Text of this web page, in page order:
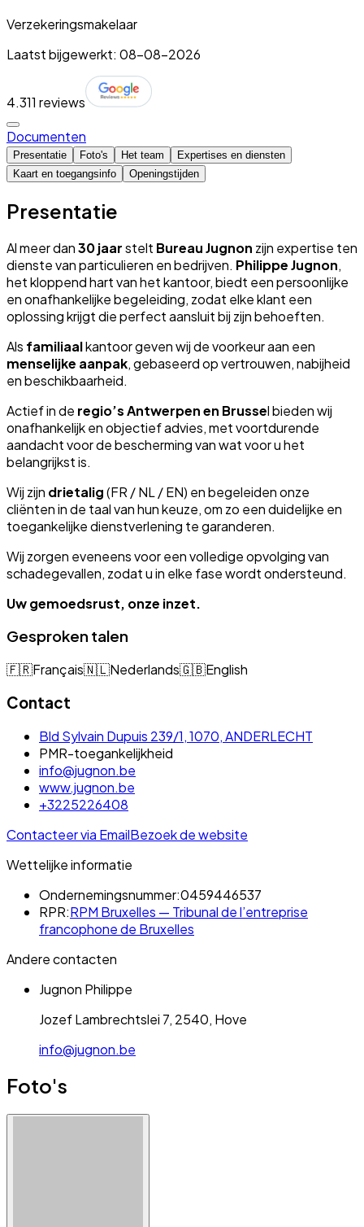
Verzekeringsmakelaar
Laatst bijgewerkt: 08-08-2026
4.311 reviews
Documenten
Presentatie Foto's Het team
Expertises en diensten
Kaart en toegangsinfo
Openingstijden
Presentatie
Al meer dan30 jaarstelt Bureau Jugnon zijn expertise ten
dienste van particulieren en bedrijven. Philippe Jugnon,
het kloppend hart van het kantoor, biedt een persoonlijke
en onafhankelijke begeleiding, zodat elke klant een
oplossing krijgt die perfect aansluit bij zijn behoeften.
Als familiaalkantoor geven wij de voorkeur aan een
menselijke aanpak, gebaseerd op vertrouwen, nabijheid
en beschikbaarheid.
Actief in de regio’s Antwerpen en Brussel bieden wij
onafhankelijk en objectief advies, met voortdurende
aandacht voor de bescherming van wat voor u het
belangrijkst is.
Wij zijn drietalig(FR / NL / EN) en begeleiden onze
cliënten in de taal van hun keuze, om zo een duidelijke en
toegankelijke dienstverlening te garanderen.
Wij zorgen eveneens voor een volledige opvolging van
schadegevallen, zodat u in elke fase wordt ondersteund.
Uw gemoedsrust, onze inzet.
Gesproken talen
🇫🇷Français🇳🇱Nederlands🇬🇧English
Contact
Bld Sylvain Dupuis 239/1, 1070, ANDERLECHT
PMR-toegankelijkheid
info@jugnon.be
www.jugnon.be
+3225226408
Contacteer via EmailBezoek de website
Wettelijke informatie
Ondernemingsnummer:0459446537
RPR:RPM Bruxelles — Tribunal de l’entreprise
francophone de Bruxelles
Andere contacten
Jugnon Philippe
Jozef Lambrechtslei 7, 2540, Hove
info@jugnon.be
Foto's